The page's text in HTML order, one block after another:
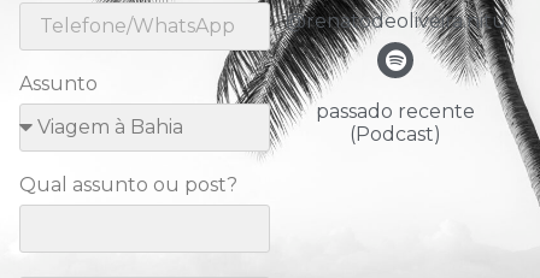
Assunto
Qual assunto ou post?
@renatodeoliveira.nitu
passado recente
(Podcast)